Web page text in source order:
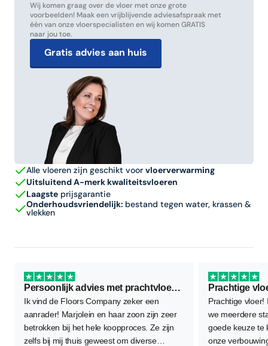
Wij komen graag over de vloer met onze grote
voorbeelden! Maak een vrijblijvende adviesafspraak met
één van onze vloerspecialisten en wij komen GRATIS
naar jou toe.
Gratis advies aan huis
Alle vloeren zijn geschikt voor vloerverwarming
Uitsluitend A-merk kwaliteitsvloeren
Laagste prijsgarantie
Onderhoudsvriendelijk: bestand tegen water, krassen &
vlekken
Persoonlijk advies met prachtvloer als resultaat
Ik vind de Floors Company zeker een
aanrader! Marjolein en haar zoon zijn zeer
betrokken bij het hele koopproces. Ze zijn
zelfs bij mij thuis geweest om diverse
Prachtige
Prachtige vloer!
we meerdere
goede keuze te
onze